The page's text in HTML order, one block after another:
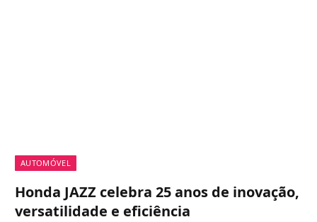
AUTOMÓVEL
Honda JAZZ celebra 25 anos de inovação,
versatilidade e eficiência